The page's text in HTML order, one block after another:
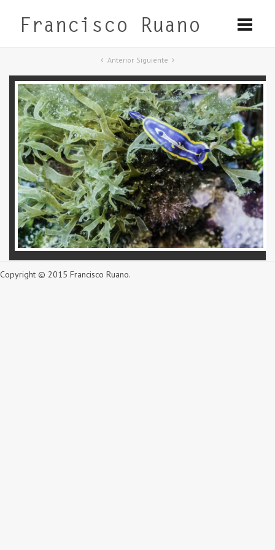
Anterior Siguiente
Copyright © 2015 Francisco Ruano.